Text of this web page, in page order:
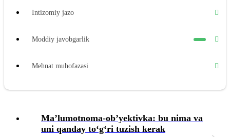
Intizomiy jazo
Moddiy javobgarlik
Mehnat muhofazasi
Ijtimoiy ta’minot
Mehnatga haq toʻlash
Ma’lumotnoma-ob’yektivka: bu nima va
uni qanday toʻgʻri tuzish kerak